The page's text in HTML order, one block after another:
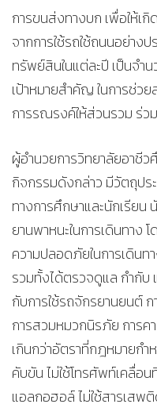
การขนส่งทางบก เพื่อให้เกิ
จากการใช้รถใช้ถนนอย่าง
ทรัพย์สินในแต่ละปี เป็นจำ
เป้าหมายสำคัญ ในการช่ว
การรณรงค์ให้ส่วนรวม ร่ว
ผู้อำนวยการวิทยาลัยอาชีว
กิจกรรมดังกล่าว มีวัตถุปร
ทางการศึกษาและนักเรีย
ยานพาหนะในการเดินทาง
ความปลอดภัยในการเดิน
รวมทั้งได้ตรวจดูแล กำกับ
กับการใช้รถจักรยานยนต์
การสวมหมวกนิรภัย การค
เกินกว่าอัตราที่กฎหมายกำ
คับขัน ไม่ใช้โทรศัพท์เคลื่อ
แอลกอฮอล์ ไม่ใช้สารเสพ